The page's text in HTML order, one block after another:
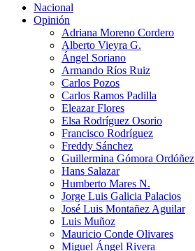
Nacional
Opinión
Adriana Moreno Cordero
Alberto Vieyra G.
Ángel Soriano
Armando Ríos Ruiz
Carlos Pozos
Carlos Ramos Padilla
Eleazar Flores
Elsa Rodríguez Osorio
Francisco Rodríguez
Freddy Sánchez
Guillermina Gómora Ordóñez
Hans Salazar
Humberto Mares N.
Jorge Luis Galicia Palacios
José Luis Montañez Aguilar
Luis Muñoz
Mauricio Conde Olivares
Miguel Ángel Rivera